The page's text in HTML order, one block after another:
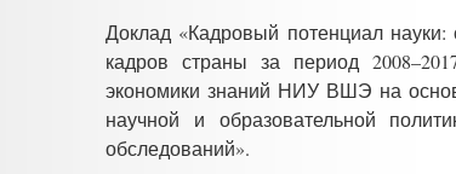
Доклад «Кадровый потенциал
кадров страны за период
экономики знаний НИУ ВШЭ на
научной и образовательной
обследований».